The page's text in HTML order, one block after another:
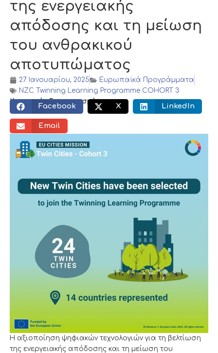
της ενεργειακής
απόδοσης και τη μείωση
του ανθρακικού
αποτυπώματος
27 Ιανουαρίου, 2025
Ευρωπαϊκά Προγράμματα
NZC Twinning Learning Programme COHORT 3
Κοινωνικός διαμοιρασμός:
Facebook X LinkedIn
Email
Η αξιοποίηση ψηφιακών τεχνολογιών για τη βελτίωση
της ενεργειακής απόδοσης και τη μείωση του